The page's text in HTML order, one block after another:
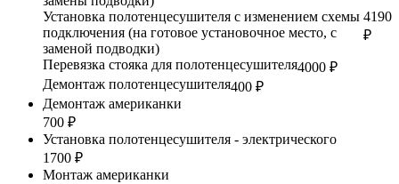
Установка полотенцесушителя с изменением схемы
подключения (на готовое установочное место, с
заменой подводки)
4190
₽
Перевязка стояка для полотенцесушителя4000 ₽
Демонтаж полотенцесушителя400 ₽
Демонтаж американки
700 ₽
Установка полотенцесушителя - электрического
1700 ₽
Монтаж американки